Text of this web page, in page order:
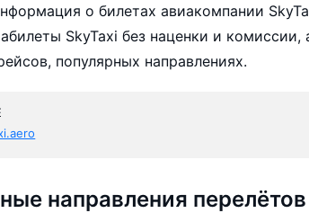
о билетах авиакомпании
SkyTaxi без наценки и
популярных направлениях.
направления